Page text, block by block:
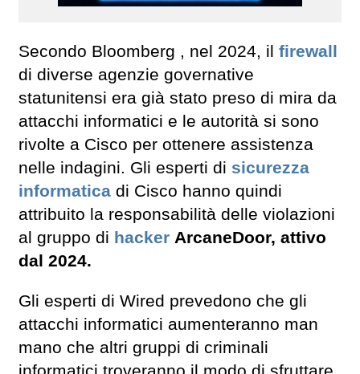
Secondo Bloomberg , nel 2024, il firewall
di diverse agenzie governative
statunitensi era già stato preso di mira da
attacchi informatici e le autorità si sono
rivolte a Cisco per ottenere assistenza
nelle indagini. Gli esperti di sicurezza
informatica di Cisco hanno quindi
attribuito la responsabilità delle violazioni
al gruppo di hacker ArcaneDoor, attivo
dal 2024.
Gli esperti di Wired prevedono che gli
attacchi informatici aumenteranno man
mano che altri gruppi di criminali